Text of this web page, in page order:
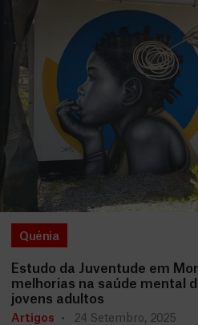
Quénia
Estudo da Juventude em
melhorias na saúde mental
jovens adultos
Artigos 24 Setembro, 2025